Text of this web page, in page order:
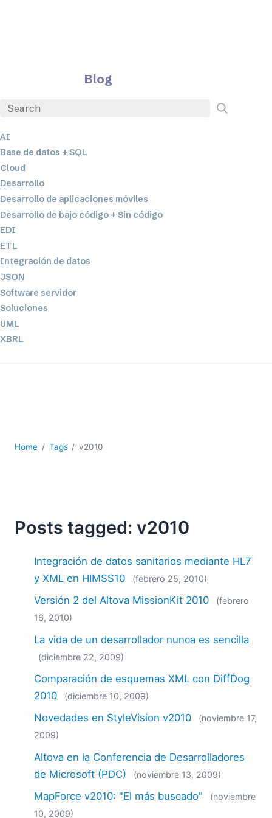
Blog
AI
Base de datos + SQL
Cloud
Desarrollo
Desarrollo de aplicaciones móviles
Desarrollo de bajo código + Sin código
EDI
ETL
Integración de datos
JSON
Software servidor
Soluciones
UML
XBRL
2025
2020
2019
2017
2016
2015
2014
2012
2010
2009
2007
Home Tags v2010
Posts tagged: v2010
Integración de datos sanitarios mediante HL7
y XML en HIMSS10
(febrero 25, 2010)
Versión 2 del Altova MissionKit 2010
(febrero
16, 2010)
La vida de un desarrollador nunca es sencilla
(diciembre 22, 2009)
Comparación de esquemas XML con DiffDog
2010
(diciembre 10, 2009)
Novedades en StyleVision v2010
(noviembre 17,
2009)
Altova en la Conferencia de Desarrolladores
de Microsoft (PDC)
(noviembre 13, 2009)
MapForce v2010: "El más buscado"
(noviembre
10, 2009)